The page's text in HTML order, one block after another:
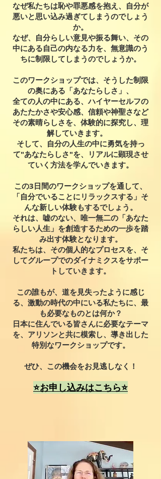
なぜ私たちは恥や罪悪感を抱え、自分が
悪いと思い込み過ぎてしまうのでしょう
か。
なぜ、自分らしい意見や振る舞い、その
中にある自己の内なる力を、無意識のう
ちに制限してしまうのでしょうか。
このワークショップでは、そうした制限
の奥にある「あなたらしさ」、
全ての人の中にある、ハイヤーセルフの
あたたかさや安心感、信頼や神聖さなど
その素晴らしさを、体験的に探究し、理
解していきます。
そして、自分の人生の中に勇気を持っ
て"あなたらしさ"を、リアルに顕現させ
ていく方法を学んでいきます。
この3日間のワークショップを通して、
「自分でいることにリラックスする」そ
んな新しい体験もするでしょう。
それは、嘘のない、唯一無二の「あなた
らしい人生」を創造するための一歩を踏
み出す体験となります。
私たちは、その個人的なプロセスを、そ
してグループでのダイナミクスをサポー
トしていきます。
この誰もが、道を見失ったように感じ
る、激動の時代の中にいる私たちに、最
も必要なものとは何か？
日本に住んでいる皆さんに必要なテーマ
を、アリソンと共に模索し、導き出した
特別なワークショップです。
ぜひ、この機会をお見逃しなく！
⭐️お申し込みはこちら⭐️